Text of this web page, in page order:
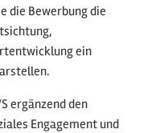
die Bewerbung die
ein
ergänzend den
Engagement und